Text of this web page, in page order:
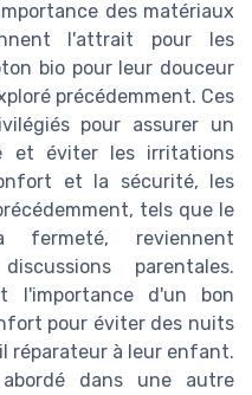
des matériaux
l'attrait pour les
bio pour leur douceur
précédemment. Ces
pour assurer un
et éviter les irritations
et la sécurité, les
tels que le
reviennent
parentales.
l'importance d'un bon
pour éviter des nuits
réparateur à leur enfant.
dans une autre